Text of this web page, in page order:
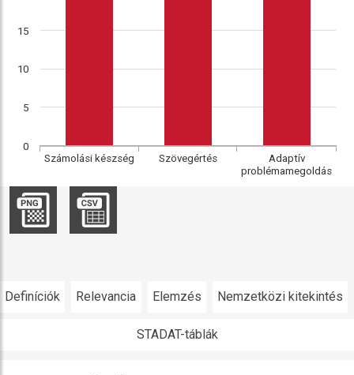
Számolási készség Szövegértés
Adaptív
problémamegoldás
0
5
10
15
Definíciók Relevancia Elemzés Nemzetközi kitekintés
STADAT-táblák